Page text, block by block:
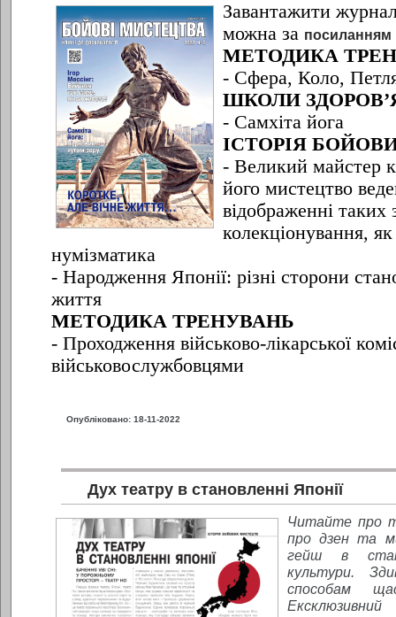
Завантажити
можна за посиланням
МЕТОДИКА
- Сфера, Коло,
ШКОЛИ
- Самхіта йога
ІСТОРІЯ
- Великий майстер
його мистецтво
відображенні таких
колекціонування, як
нумізматика
- Народження Японії: різні сторони
життя
МЕТОДИКА ТРЕНУВАНЬ
- Проходження військово-лікарської
військовослужбовцями
Опубліковано: 18-11-2022
Дух театру в становленні Японії
Читайте про
про дзен та
гейш в
культури.
способам